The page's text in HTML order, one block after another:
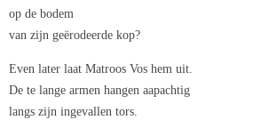
op de bodem
van zijn geërodeerde kop?
Even later laat Matroos Vos hem uit.
De te lange armen hangen aapachtig
langs zijn ingevallen tors.